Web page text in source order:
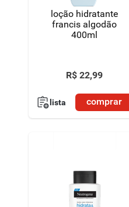
loção hidratante
francis algodão
400ml
R$ 22,99
lista comprar